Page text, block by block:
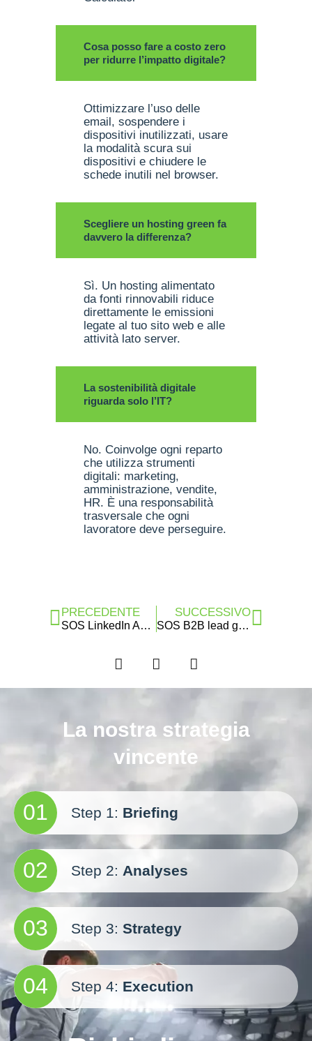
Cosa posso fare a costo zero
per ridurre l’impatto digitale?
Ottimizzare l’uso delle
email, sospendere i
dispositivi inutilizzati, usare
la modalità scura sui
dispositivi e chiudere le
schede inutili nel browser.
Scegliere un hosting green fa
davvero la differenza?
Sì. Un hosting alimentato
da fonti rinnovabili riduce
direttamente le emissioni
legate al tuo sito web e alle
attività lato server.
La sostenibilità digitale
riguarda solo l’IT?
No. Coinvolge ogni reparto
che utilizza strumenti
digitali: marketing,
amministrazione, vendite,
HR. È una responsabilità
trasversale che ogni
lavoratore deve perseguire.
PRECEDENTE
SOS LinkedIn Ads: consigli pratici e quando evitarle
SUCCESSIVO
SOS B2B lead generation: perché il tuo funnel non converte?
La nostra strategia
vincente
01 Step 1: Briefing
02 Step 2: Analyses
03 Step 3: Strategy
04 Step 4: Execution